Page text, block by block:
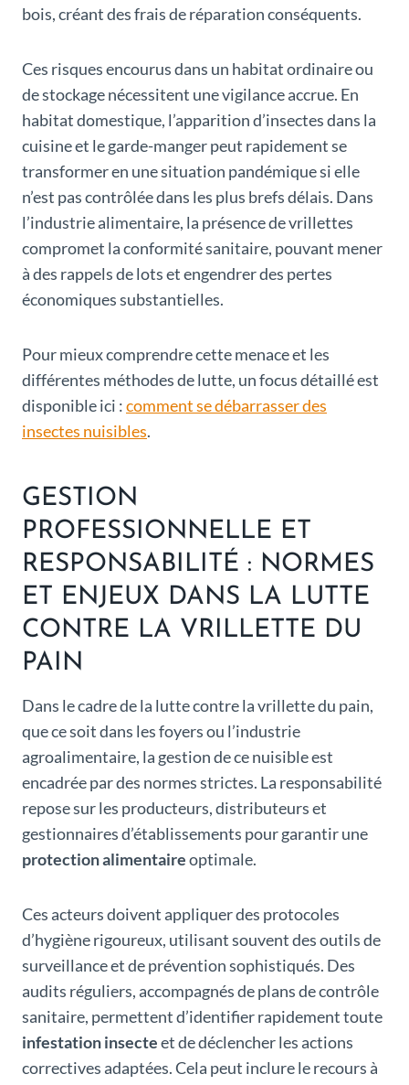
bois, créant des frais de réparation conséquents.
Ces risques encourus dans un habitat ordinaire ou
de stockage nécessitent une vigilance accrue. En
habitat domestique, l’apparition d’insectes dans la
cuisine et le garde-manger peut rapidement se
transformer en une situation pandémique si elle
n’est pas contrôlée dans les plus brefs délais. Dans
l’industrie alimentaire, la présence de vrillettes
compromet la conformité sanitaire, pouvant mener
à des rappels de lots et engendrer des pertes
économiques substantielles.
Pour mieux comprendre cette menace et les
différentes méthodes de lutte, un focus détaillé est
disponible ici :comment se débarrasser des
insectes nuisibles.
GESTION
PROFESSIONNELLE ET
RESPONSABILITÉ : NORMES
ET ENJEUX DANS LA LUTTE
CONTRE LA VRILLETTE DU
PAIN
Dans le cadre de la lutte contre la vrillette du pain,
que ce soit dans les foyers ou l’industrie
agroalimentaire, la gestion de ce nuisible est
encadrée par des normes strictes. La responsabilité
repose sur les producteurs, distributeurs et
gestionnaires d’établissements pour garantir une
protection alimentaireoptimale.
Ces acteurs doivent appliquer des protocoles
d’hygiène rigoureux, utilisant souvent des outils de
surveillance et de prévention sophistiqués. Des
audits réguliers, accompagnés de plans de contrôle
sanitaire, permettent d’identifier rapidement toute
infestation insecteet de déclencher les actions
correctives adaptées. Cela peut inclure le recours à